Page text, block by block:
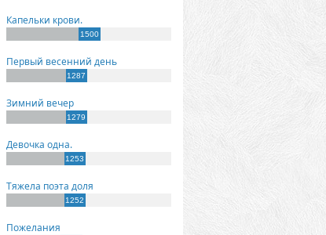
Капельки крови.
1500
Первый весенний день
1287
Зимний вечер
1279
Девочка одна.
1253
Тяжела поэта доля
1252
Пожелания